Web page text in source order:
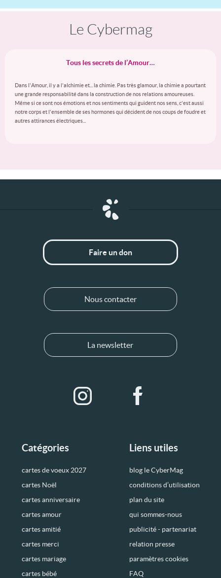
Le Cybermag
Tous les secrets de l’Amour…
Dans l'Amour, il y a l'alchimie et... la chimie. Pas très glamour, la chimie a pourtant
une grande responsabilité dans la construction de nos relations amoureuses.
Même si ce sont nos émotions et nos sentiments qui guident nos sens, c'est aussi
notre corps et l'ensemble de ses hormones qui décident de nos coups de foudre et
autres attirances électriques...
Catégories
cartes de voeux 2027
cartes Noël
cartes anniversaire
cartes amour
cartes amitié
cartes merci
cartes mariage
cartes bébé
Liens utiles
blog le CyberMag
conditions d’utilisation
plan du site
qui sommes-nous
publicité - partenariat
relation presse
paramètres cookies
FAQ
Faire un don
Nous contacter
La newsletter